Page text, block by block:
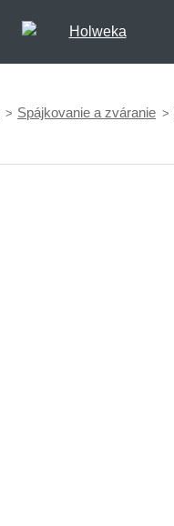
Spájkovanie a zváranie